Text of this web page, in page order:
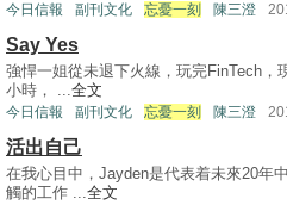
今日信報 副刊文化 忘憂一刻 陳三澄
Say Yes
強悍一姐從未退下火線，玩完FinTech
小時， ...全文
今日信報 副刊文化 忘憂一刻 陳三澄
活出自己
在我心目中，Jayden是代表着未來20年
觸的工作 ...全文